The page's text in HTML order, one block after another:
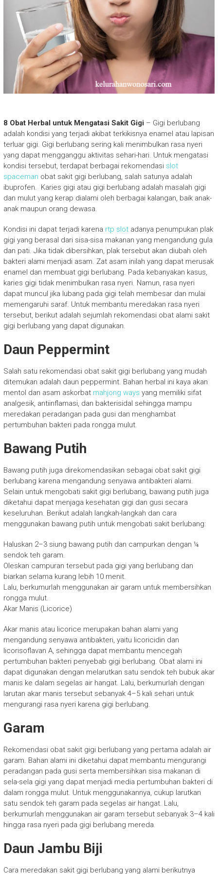
8 Obat Herbal untuk Mengatasi Sakit Gigi – Gigi berlubang
adalah kondisi yang terjadi akibat terkikisnya enamel atau lapisan
terluar gigi. Gigi berlubang sering kali menimbulkan rasa nyeri
yang dapat mengganggu aktivitas sehari-hari. Untuk mengatasi
kondisi tersebut, terdapat berbagai rekomendasi slot
spaceman obat sakit gigi berlubang, salah satunya adalah
ibuprofen. Karies gigi atau gigi berlubang adalah masalah gigi
dan mulut yang kerap dialami oleh berbagai kalangan, baik anak-
anak maupun orang dewasa.
Kondisi ini dapat terjadi karena rtp slotadanya penumpukan plak
gigi yang berasal dari sisa-sisa makanan yang mengandung gula
dan pati. Jika tidak dibersihkan, plak tersebut akan diubah oleh
bakteri alami menjadi asam. Zat asam inilah yang dapat merusak
enamel dan membuat gigi berlubang. Pada kebanyakan kasus,
karies gigi tidak menimbulkan rasa nyeri. Namun, rasa nyeri
dapat muncul jika lubang pada gigi telah membesar dan mulai
memengaruhi saraf. Untuk membantu meredakan rasa nyeri
tersebut, berikut adalah sejumlah rekomendasi obat alami sakit
gigi berlubang yang dapat digunakan.
Daun Peppermint
Salah satu rekomendasi obat sakit gigi berlubang yang mudah
ditemukan adalah daun peppermint. Bahan herbal ini kaya akan
mentol dan asam askorbat mahjong ways yang memiliki sifat
analgesik, antiinflamasi, dan bakterisidal sehingga mampu
meredakan peradangan pada gusi dan menghambat
pertumbuhan bakteri pada rongga mulut.
Bawang Putih
Bawang putih juga direkomendasikan sebagai obat sakit gigi
berlubang karena mengandung senyawa antibakteri alami.
Selain untuk mengobati sakit gigi berlubang, bawang putih juga
diketahui dapat menjaga kesehatan gigi dan gusi secara
keseluruhan. Berikut adalah langkah-langkah dan cara
menggunakan bawang putih untuk mengobati sakit berlubang:
Haluskan 2–3 siung bawang putih dan campurkan dengan ¼
sendok teh garam.
Oleskan campuran tersebut pada gigi yang berlubang dan
biarkan selama kurang lebih 10 menit.
Lalu, berkumurlah menggunakan air garam untuk membersihkan
rongga mulut.
Akar Manis (Licorice)
Akar manis atau licorice merupakan bahan alami yang
mengandung senyawa antibakteri, yaitu licoricidin dan
licorisoflavan A, sehingga dapat membantu mencegah
pertumbuhan bakteri penyebab gigi berlubang. Obat alami ini
dapat digunakan dengan melarutkan satu sendok teh bubuk akar
manis ke dalam segelas air hangat. Lalu, berkumurlah dengan
larutan akar manis tersebut sebanyak 4–5 kali sehari untuk
mengurangi rasa nyeri karena gigi berlubang.
Garam
Rekomendasi obat sakit gigi berlubang yang pertama adalah air
garam. Bahan alami ini diketahui dapat membantu mengurangi
peradangan pada gusi serta membersihkan sisa makanan di
sela-sela gigi yang dapat menjadi media pertumbuhan bakteri di
dalam rongga mulut. Untuk menggunakannya, cukup larutkan
satu sendok teh garam pada segelas air hangat. Lalu,
berkumurlah menggunakan air garam tersebut sebanyak 3–4 kali
hingga rasa nyeri pada gigi berlubang mereda.
Daun Jambu Biji
Cara meredakan sakit gigi berlubang yang alami berikutnya